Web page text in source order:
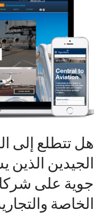
هل تتطلع إلى
الجيدين
جوية على
الخاصة